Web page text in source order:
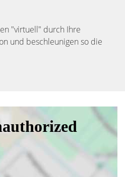
"virtuell" durch Ihre
und beschleunigen so die